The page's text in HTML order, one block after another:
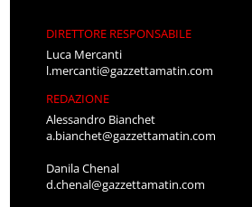
DIRETTORE RESPONSABILE
Luca Mercanti
l.mercanti@gazzettamatin.com
REDAZIONE
Alessandro Bianchet
a.bianchet@gazzettamatin.com
Danila Chenal
d.chenal@gazzettamatin.com